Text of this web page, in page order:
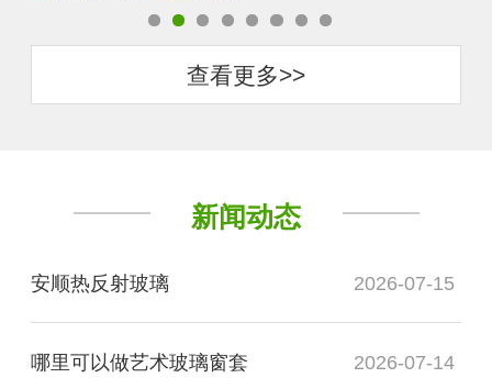
查看更多>>
新闻动态
安顺热反射玻璃 2026-07-15
哪里可以做艺术玻璃窗套 2026-07-14